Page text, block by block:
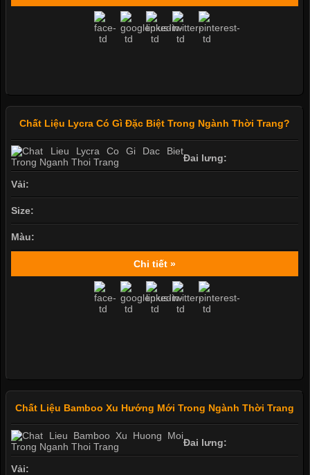
Chất Liệu Lycra Có Gì Đặc Biệt Trong Ngành Thời Trang?
Đai lưng:
Vải:
Size:
Màu:
Chi tiết »
Chất Liệu Bamboo Xu Hướng Mới Trong Ngành Thời Trang
Đai lưng:
Vải: